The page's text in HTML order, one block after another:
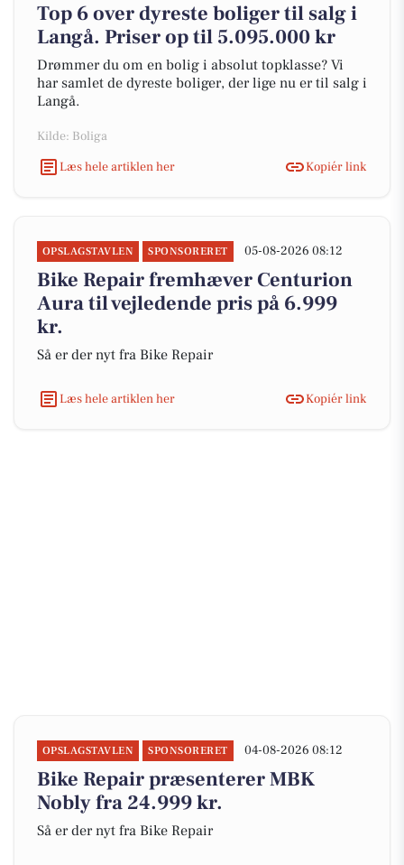
Top 6 over dyreste boliger til salg i
Langå. Priser op til 5.095.000 kr
Drømmer du om en bolig i absolut topklasse? Vi
har samlet de dyreste boliger, der lige nu er til salg i
Langå.
Kilde: Boliga
Læs hele artiklen her
Kopiér link
OPSLAGSTAVLEN SPONSORERET 05-08-2026 08:12
Bike Repair fremhæver Centurion
Aura til vejledende pris på 6.999
kr.
Så er der nyt fra Bike Repair
Læs hele artiklen her Kopiér link
OPSLAGSTAVLEN SPONSORERET 04-08-2026 08:12
Bike Repair præsenterer MBK
Nobly fra 24.999 kr.
Så er der nyt fra Bike Repair